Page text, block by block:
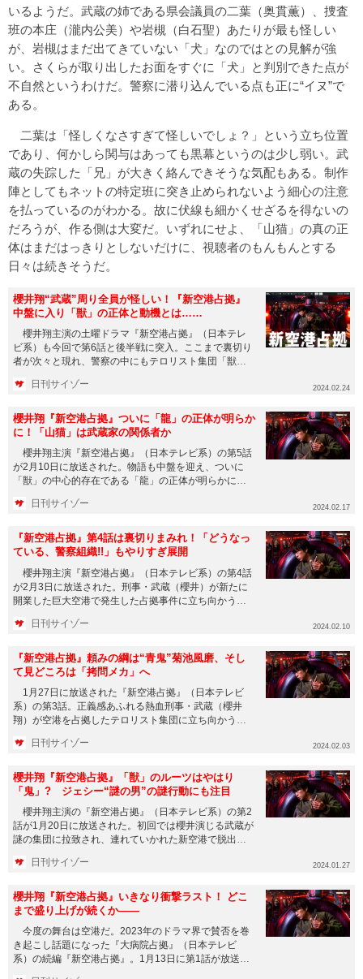
いるようだ。武蔵の姉である県会議員の二葉（奥貫薫）、捜査
班の本庄（瀧内公美）や岩槻（白石聖）あたりが最も怪しい
が、岩槻はまだ出てきていない「犬」なのではとの見解が強
い。さくらが取り出したお面をすぐに「犬」と判別できた点が
不自然というわけだ。警察に潜り込んでいる点も正に“イヌ”で
ある。
二葉は「怪しくなさすぎて怪しいでしょ？」という立ち位置
であり、何かしら関与はあっても黒幕というのは少し弱い。武
蔵の失踪した「兄」が大きく絡んできそうな気配もある。制作
陣としてもネットの特定班に突き止められないよう細心の注意
を払っているのがわかる。故に伏線も細かくせざるを得ないの
だろうが、作る側は大変だ。いずれにせよ、「山猫」の真の正
体はまだはっきりとしないだけに、視聴者のもんもんとする
日々は続きそうだ。
櫻井翔“武蔵”周り全員が怪しい！『新空港占拠』
中盤に入り「獣」の正体と動機とは……
櫻井翔主演の土曜ドラマ『新空港占拠』（日本テレ
ビ系）も今回で第6話と後半戦に突入。ここまで裏切り
者が次々と現れ、警察の中にもテロリスト集団「獣」
日刊サイゾー 2024.02.24
櫻井翔『新空港占拠』ついに「龍」の正体が明らか
に！「山猫」は武蔵家の関係者か
櫻井翔主演『新空港占拠』（日本テレビ系）の第5話
が2月10日に放送された。物語も中盤を迎え、ついに
「獣」の中心的存在である「龍」の正体が明らかにな
日刊サイゾー 2024.02.17
『新空港占拠』第4話は裏切りまみれ！「どうなっ
ている、警察組織!!」もやりすぎ展開
櫻井翔主演『新空港占拠』（日本テレビ系）の第4話
が2月3日に放送された。刑事・武蔵（櫻井）が新たに
開業した巨大空港で発生した占拠事件に立ち向かう本
日刊サイゾー 2024.02.10
『新空港占拠』頼みの綱は“青鬼”菊池風磨、そし
て見どころは「拷問メカ」へ
1月27日に放送された『新空港占拠』（日本テレビ
系）の第3話。正義感あふれる熱血刑事・武蔵（櫻井
翔）が空港を占拠したテロリスト集団に立ち向かう占
日刊サイゾー 2024.02.03
櫻井翔『新空港占拠』「獣」のルーツはやはり
「鬼」? ジェシー“謎の男”の謎行動にも注目
櫻井翔主演の『新空港占拠』（日本テレビ系）の第2
話が1月20日に放送された。初回では櫻井演じる武蔵が
謎の集団に拉致され、連れていかれた新空港で脱出。
日刊サイゾー 2024.01.27
櫻井翔『新空港占拠』いきなり衝撃ラスト！ どこ
まで盛り上げが続くか――
今度の舞台は空港だ。2023年のドラマ界で賛否を巻
き起こし話題になった『大病院占拠』（日本テレビ
系）の続編『新空港占拠』。1月13日に第1話が放送さ